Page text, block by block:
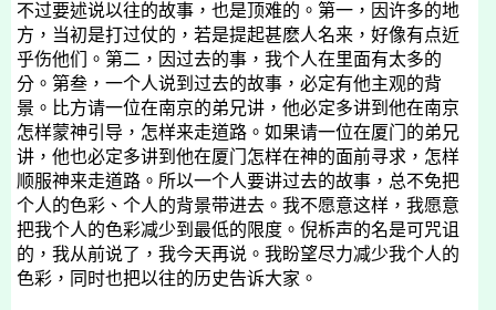
不过要述说以往的故事，也是顶难的。第一，因许多的地
方，当初是打过仗的，若是提起甚麽人名来，好像有点近
乎伤他们。第二，因过去的事，我个人在里面有太多的
分。第叁，一个人说到过去的故事，必定有他主观的背
景。比方请一位在南京的弟兄讲，他必定多讲到他在南京
怎样蒙神引导，怎样来走道路。如果请一位在厦门的弟兄
讲，他也必定多讲到他在厦门怎样在神的面前寻求，怎样
顺服神来走道路。所以一个人要讲过去的故事，总不免把
个人的色彩、个人的背景带进去。我不愿意这样，我愿意
把我个人的色彩减少到最低的限度。倪柝声的名是可咒诅
的，我从前说了，我今天再说。我盼望尽力减少我个人的
色彩，同时也把以往的历史告诉大家。